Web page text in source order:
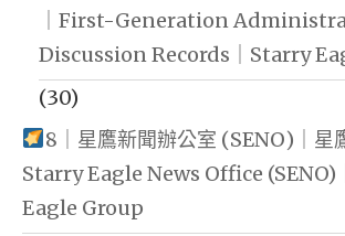
｜First-Generation
Discussion Records｜Starry
(30)
8｜星鷹新聞辦公室 (SENO)｜星
Starry Eagle News Office
Eagle Group